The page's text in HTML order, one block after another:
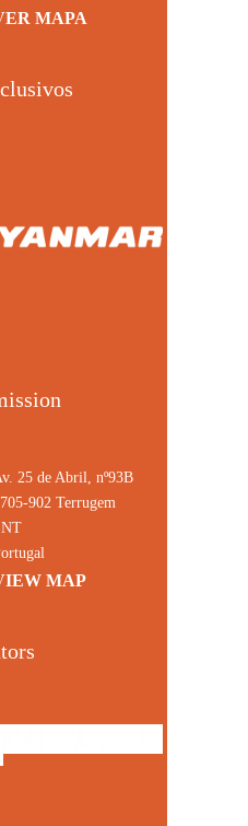
MAPA
25 de Abril, nº93B
902 Terrugem
MAP